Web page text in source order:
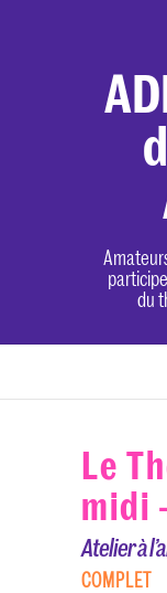
du
Le
midi
Atelier à
COMPLET